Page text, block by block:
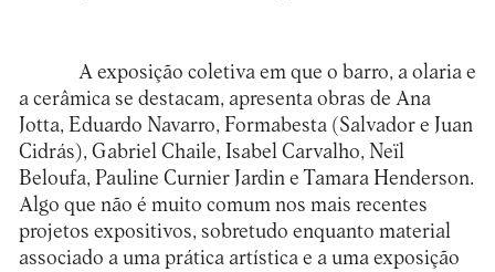
A exposição coletiva em que o barro, a olaria e
a cerâmica se destacam, apresenta obras de Ana
Jotta, Eduardo Navarro, Formabesta (Salvador e Juan
Cidrás), Gabriel Chaile, Isabel Carvalho, Neïl
Beloufa, Pauline Curnier Jardin e Tamara Henderson.
Algo que não é muito comum nos mais recentes
projetos expositivos, sobretudo enquanto material
associado a uma prática artística e a uma exposição